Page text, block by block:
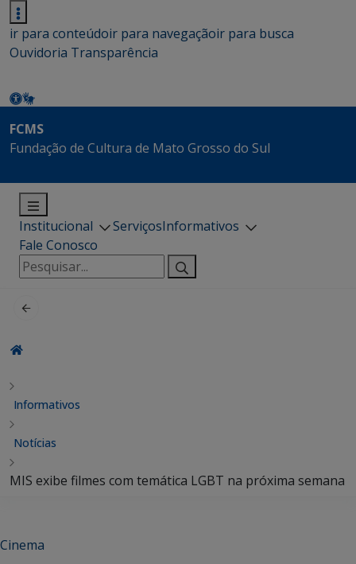
ir para conteúdoir para navegaçãoir para busca
Ouvidoria Transparência
FCMS
Fundação de Cultura de Mato Grosso do Sul
Institucional ServiçosInformativos
Fale Conosco
Pesquisar
por:
Informativos
Notícias
MIS exibe filmes com temática LGBT na próxima semana
Cinema